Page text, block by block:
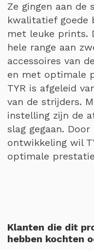
Ze gingen aan de
kwalitatief goede
met leuke prints.
hele range aan
accessoires van
en met optimale
TYR is afgeleid
van de strijders.
instelling zijn de
slag gegaan.
ontwikkeling wil
optimale
Klanten die dit
hebben kochten